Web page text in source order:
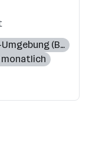
(Bezirk)
monatlich